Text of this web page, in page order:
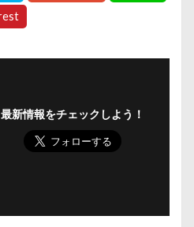
最新情報をチェックしよう！